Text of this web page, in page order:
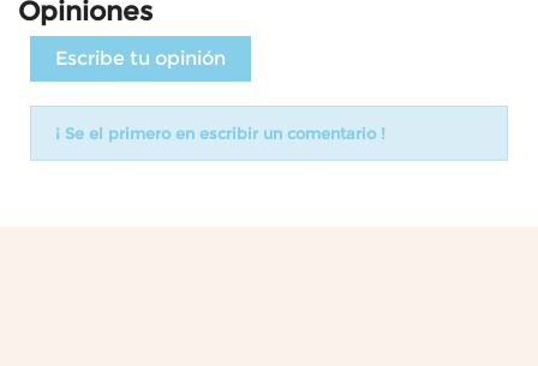
Opiniones
Escribe tu opinión
¡ Se el primero en escribir un comentario !